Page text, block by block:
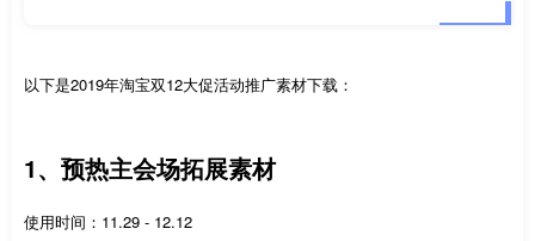
以下是2019年淘宝双12大促活动推广素材下载：
1、预热主会场拓展素材
使用时间：11.29 - 12.12